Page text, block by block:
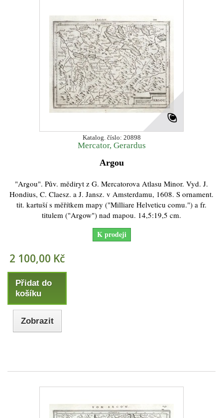
Katalog. číslo: 20898
Mercator, Gerardus
Argou
"Argou". Pův. mědiryt z G. Mercatorova Atlasu Minor. Vyd. J.
Hondius, C. Claesz. a J. Jansz. v Amsterdamu, 1608. S ornament.
tit. kartuší s měřítkem mapy ("Milliare Helveticu comu.") a fr.
titulem ("Argow") nad mapou. 14,5:19,5 cm.
K prodeji
2 100,00 Kč
Přidat do
košíku
Zobrazit